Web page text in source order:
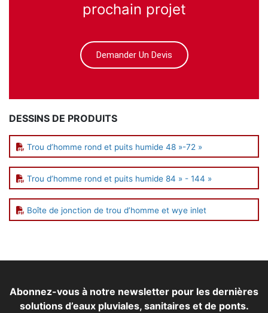
prochain projet
Demander Un Devis
DESSINS DE PRODUITS
Trou d’homme rond et puits humide 48 »-72 »
Trou d’homme rond et puits humide 84 » - 144 »
Boîte de jonction de trou d’homme et wye inlet
Abonnez-vous à notre newsletter pour les dernières
solutions d’eaux pluviales, sanitaires et de ponts.